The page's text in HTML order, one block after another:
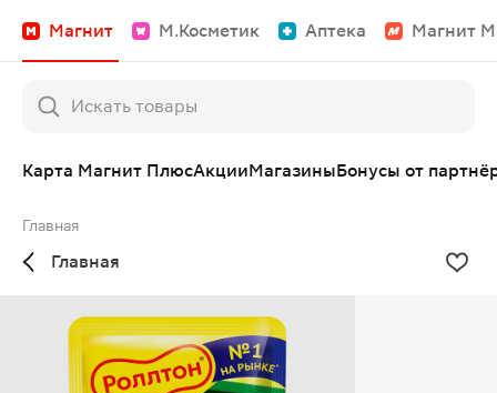
Магнит М.Косметик Аптека Магнит
Карта Магнит ПлюсАкцииМагазиныБонусы от
Главная
Главная